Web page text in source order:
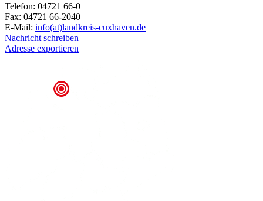
Telefon: 04721 66-0
Fax: 04721 66-2040
E-Mail: info(at)landkreis-cuxhaven.de
Nachricht schreiben
Adresse exportieren